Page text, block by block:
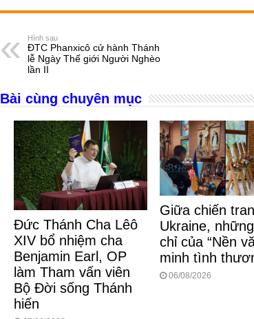
c
e
b
o
o
k
ss
n
er
at
A
p
e
d
er ail ar
Hình sau
ĐTC Phanxicô cử hành Thánh
lễ Ngày Thế giới Người Nghèo
lần II
Bài cùng chuyên mục
Đức Thánh Cha Lêô
XIV bổ nhiệm cha
Benjamin Earl, OP
làm Tham vấn viên
Bộ Đời sống Thánh
hiến
Giữa chiến
Ukraine,
chỉ của “Nền
minh tình
06/08/2026